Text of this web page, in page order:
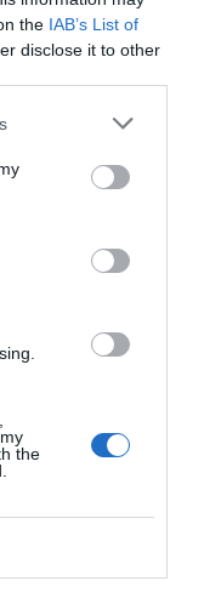
the IAB’s List of
disclose it to other
the